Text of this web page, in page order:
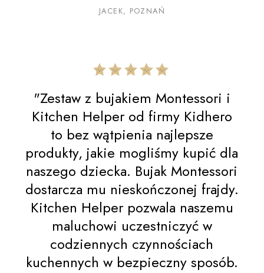
JACEK, POZNAŃ
"Zestaw z bujakiem Montessori i
Kitchen Helper od firmy Kidhero
to bez wątpienia najlepsze
produkty, jakie mogliśmy kupić dla
naszego dziecka. Bujak Montessori
dostarcza mu nieskończonej frajdy.
Kitchen Helper pozwala naszemu
maluchowi uczestniczyć w
codziennych czynnościach
kuchennych w bezpieczny sposób.